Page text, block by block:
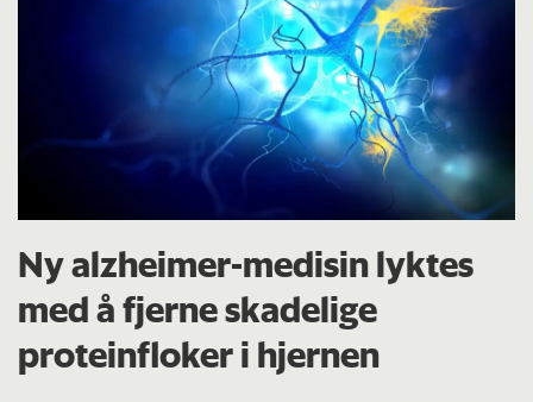
Ny alzheimer-medisin lyktes
med å fjerne skadelige
proteinfloker i hjernen